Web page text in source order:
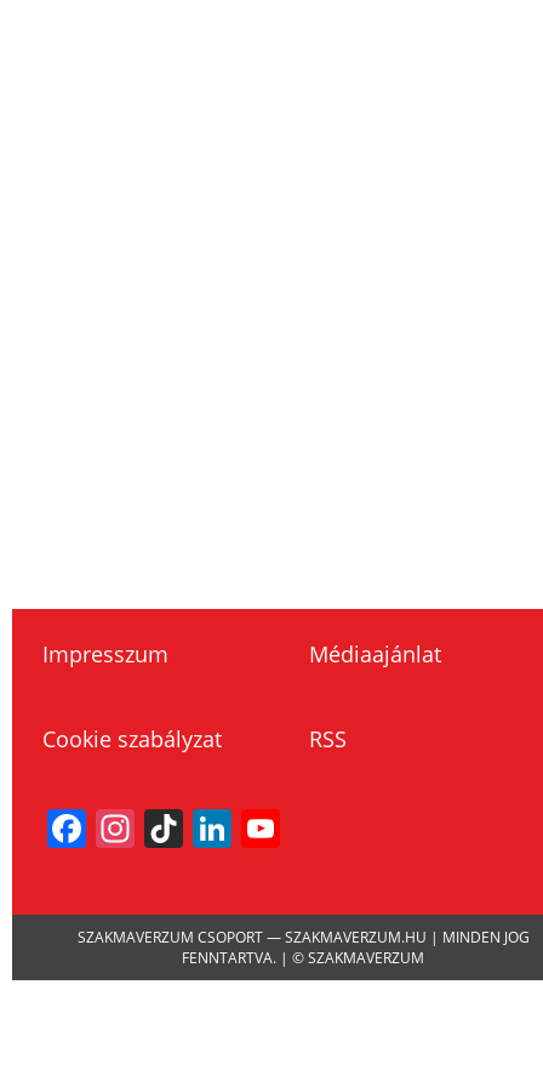
Impresszum Médiaajánlat
Cookie szabályzat RSS
Facebook
Instagram
TikTokLinkedIn
SZAKMAVERZUM CSOPORT — SZAKMAVERZUM.HU | MINDEN JOG
FENNTARTVA. | © SZAKMAVERZUM